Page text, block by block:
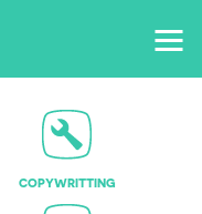
COPYWRITTING